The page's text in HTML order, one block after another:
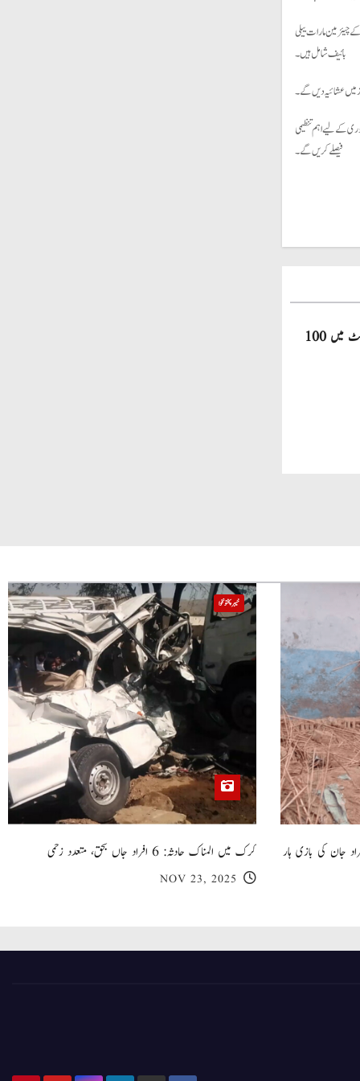
چیئرمین مارات ییلی
بائیف شامل ہیں۔
عشائیہ دیں گے۔
کے لیے اہم تنظیمی
فیصلے کریں گے۔
صاحبزادہ فرحان ایک سال میں ٹی ٹوئنٹی کرکٹ میں 100
گھر کی چھت گرنے کا سانحہ: 5 افراد جان کی بازی ہار
خیبر پختونخوا
کرک میں المناک حادثہ: 6 افراد جاں بحق، متعدد زخمی
NOV 23, 2025